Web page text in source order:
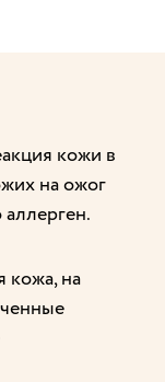
кожи в
на ожог
кожа, на